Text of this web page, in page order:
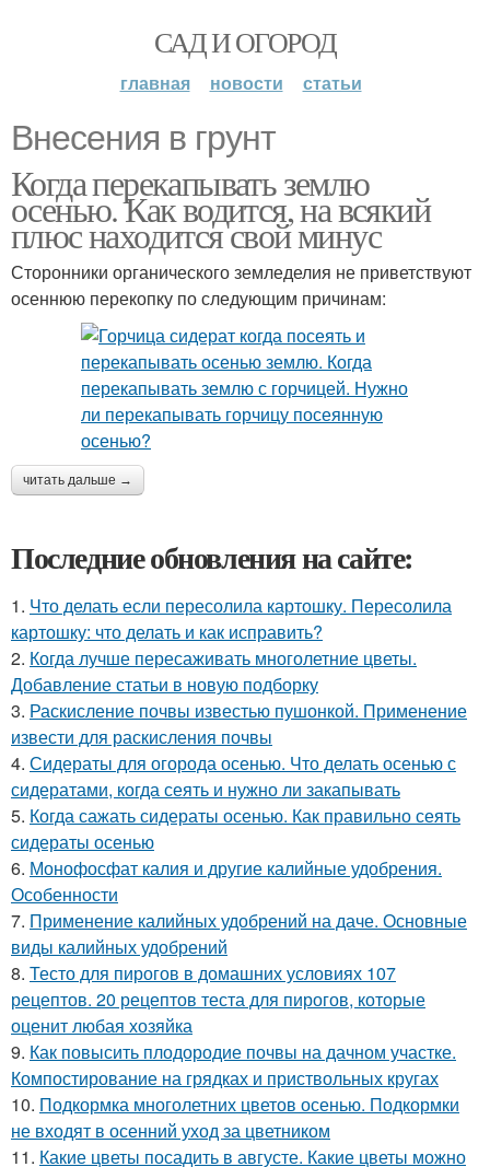
САД И ОГОРОД
главная новости статьи
Внесения в грунт
Когда перекапывать землю
осенью. Как водится, на всякий
плюс находится свой минус
Сторонники органического земледелия не приветствуют
осеннюю перекопку по следующим причинам:
читать дальше →
Последние обновления на сайте:
1. Что делать если пересолила картошку. Пересолила
картошку: что делать и как исправить?
2. Когда лучше пересаживать многолетние цветы.
Добавление статьи в новую подборку
3. Раскисление почвы известью пушонкой. Применение
извести для раскисления почвы
4. Сидераты для огорода осенью. Что делать осенью с
сидератами, когда сеять и нужно ли закапывать
5. Когда сажать сидераты осенью. Как правильно сеять
сидераты осенью
6. Монофосфат калия и другие калийные удобрения.
Особенности
7. Применение калийных удобрений на даче. Основные
виды калийных удобрений
8. Тесто для пирогов в домашних условиях 107
рецептов. 20 рецептов теста для пирогов, которые
оценит любая хозяйка
9. Как повысить плодородие почвы на дачном участке.
Компостирование на грядках и приствольных кругах
10. Подкормка многолетних цветов осенью. Подкормки
не входят в осенний уход за цветником
11. Какие цветы посадить в августе. Какие цветы можно